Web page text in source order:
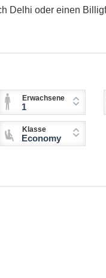
Delhi oder einen
Erwachsene
1
Klasse
Economy